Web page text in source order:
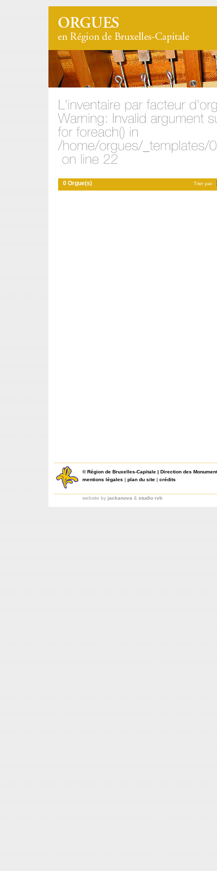
Trier par :
0 Orgue(s)
©Région de Bruxelles-Capitale | Direction des
mentions légales | plan du site | crédits
website by jackanova & studio rvb